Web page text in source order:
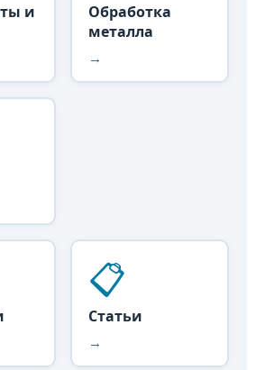
и
Обработка
металла
→
📋
Статьи
→